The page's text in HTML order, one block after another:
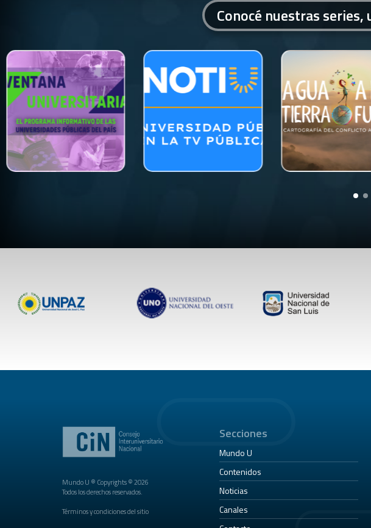
Conocé nuestras
Mundo U ® Copyrights © 2026
Todos los derechos reservados.
Términos y condiciones del sitio
Secciones
Mundo U
Contenidos
Noticias
Canales